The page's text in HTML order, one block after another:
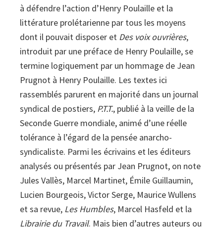
à défendre l’action d’Henry Poulaille et la
littérature prolétarienne par tous les moyens
dont il pouvait disposer et Des voix ouvrières,
introduit par une préface de Henry Poulaille, se
termine logiquement par un hommage de Jean
Prugnot à Henry Poulaille. Les textes ici
rassemblés parurent en majorité dans un journal
syndical de postiers, P.T.T., publié à la veille de la
Seconde Guerre mondiale, animé d’une réelle
tolérance à l’égard de la pensée anarcho-
syndicaliste. Parmi les écrivains et les éditeurs
analysés ou présentés par Jean Prugnot, on note
Jules Vallès, Marcel Martinet, Émile Guillaumin,
Lucien Bourgeois, Victor Serge, Maurice Wullens
et sa revue, Les Humbles, Marcel Hasfeld et la
Librairie du Travail. Mais bien d’autres auteurs ou